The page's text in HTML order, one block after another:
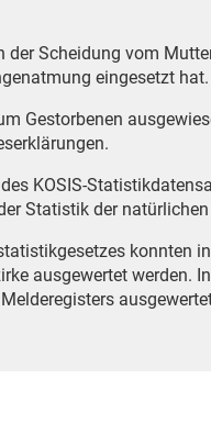
der Scheidung vom
eingesetzt hat.
Gestorbenen
KOSIS-
Statistik der
konnten
ausgewertet werden.